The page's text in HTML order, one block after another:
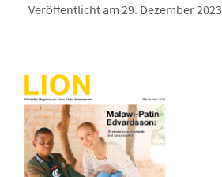
Veröffentlicht am 29. Dezember 2023